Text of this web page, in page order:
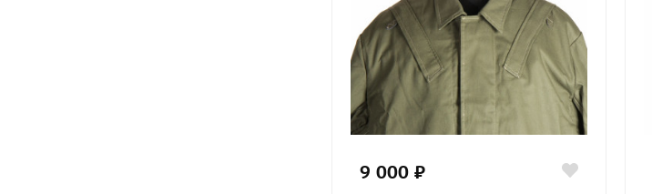
9 000 ₽